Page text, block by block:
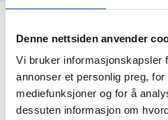
Denne nettsiden anvender
Vi bruker informasjonskapsler
annonser et personlig preg,
mediefunksjoner og for å
dessuten informasjon om
Kjøp
Kjøp & Hent i
LES MER